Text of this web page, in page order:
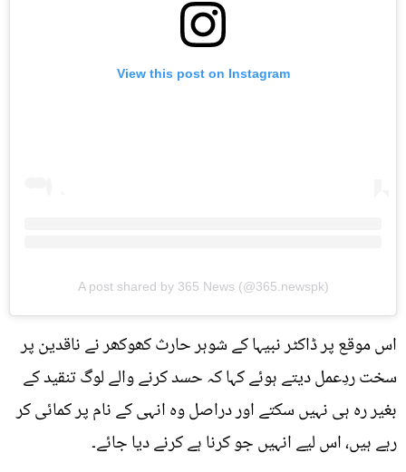
View this post on Instagram
A post shared by 365 News (@365.newspk)
اس موقع پر ڈاکٹر نبیہا کے شوہر حارث کھوکھر نے ناقدین پر
سخت ردِعمل دیتے ہوئے کہا کہ حسد کرنے والے لوگ تنقید کے
بغیر رہ ہی نہیں سکتے اور دراصل وہ انہی کے نام پر کمائی کر
رہے ہیں، اس لیے انہیں جو کرنا ہے کرنے دیا جائے۔